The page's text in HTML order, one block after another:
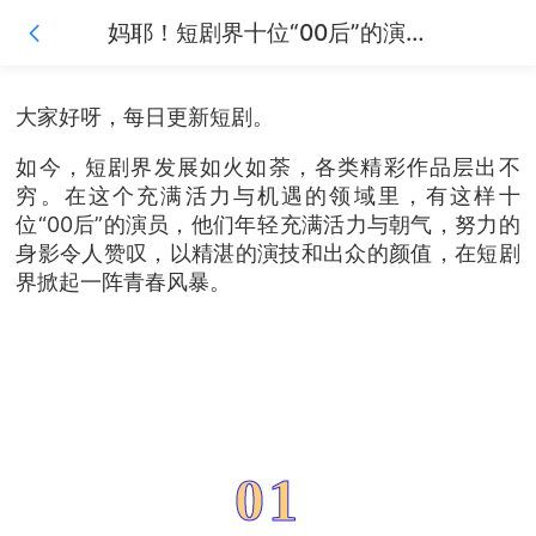
妈耶！短剧界十位“00后”的演员太卷了，又年轻又努力，演技颜值双在线
大家好呀，每日更新短剧。
如今，短剧界发展如火如荼，各类精彩作品层出不
穷。在这个充满活力与机遇的领域里，有这样十
位“00后”的演员，他们年轻充满活力与朝气，努力的
身影令人赞叹，以精湛的演技和出众的颜值，在短剧
界掀起一阵青春风暴。
01